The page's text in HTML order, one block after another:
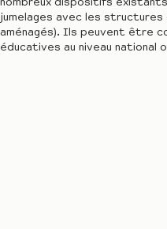
nombreux dispositifs
jumelages avec les structures
aménagés). Ils peuvent être
éducatives au niveau national